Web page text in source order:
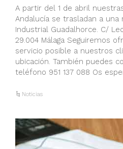
A partir del 1 de abril
Andalucía se trasladan a una
Industrial Guadalhorce. C/
29.004 Málaga Seguiremos
servicio posible a nuestros
ubicación. También puedes
teléfono 951 137 088 Os
Noticias